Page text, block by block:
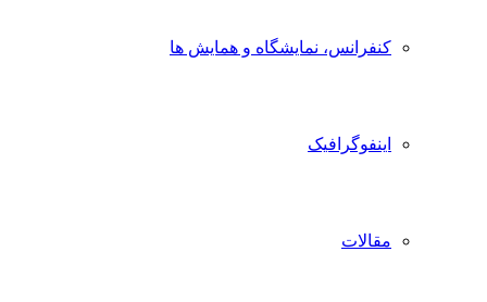
کنفرانس، نمایشگاه و همایش ها
اینفوگرافیک
مقالات